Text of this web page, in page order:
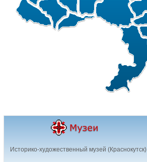
Историко-художественный музей (Краснокутск)